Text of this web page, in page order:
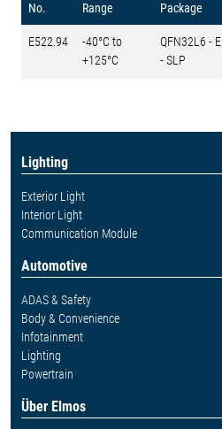
No.
Range Package
E522.94
-40°C to
+125°C
QFN32L6 -
- SLP
Lighting
Exterior Light
Interior Light
Communication Module
Automotive
ADAS & Safety
Body & Convenience
Infotainment
Lighting
Powertrain
Über Elmos